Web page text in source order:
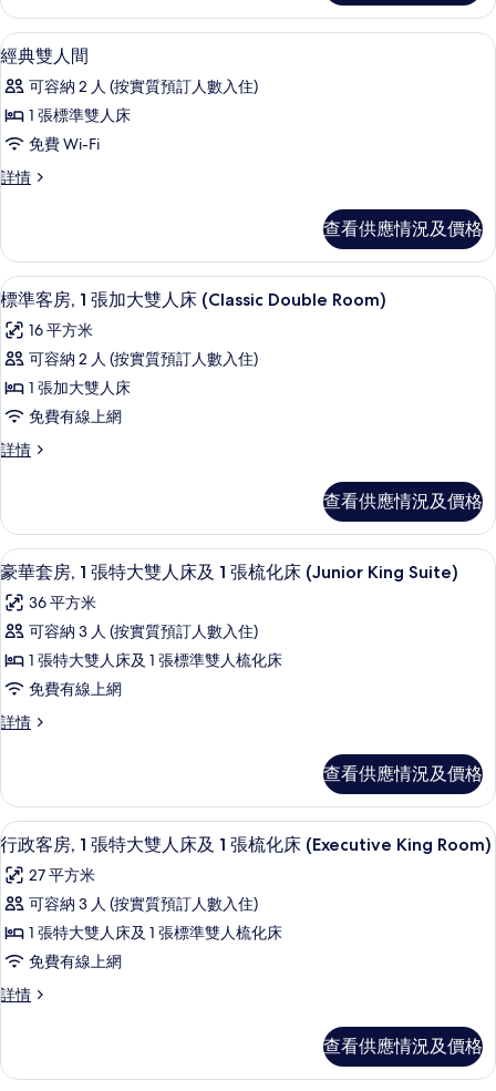
Beds
(Superior
Twin
Room)
的
相
片
Beds
(Superior
Twin
Room)
詳
情
載
入
所
有
經
典
人
間
的
相
片
高級寢具、房內夾萬、書桌、遮光窗
14
經典雙人間
可容納 2 人 (按實質預訂人數入住)
1 張標準雙人床
免費 Wi-Fi
詳情
經
間
詳
情
查看供應情況及價格
載
入
所
有
標
準
客
1
張
加
大
雙
人
床
(Classic
的
相
片
標準客房, 1 張加大雙人床 (Classic
13
標準客房, 1 張加大雙人床 (Classic Double Room)
16 平方米
可容納 2 人 (按實質預訂人數入住)
1 張加大雙人床
免費有線上網
詳情
標
1
張
加
雙
人
(Classic
Double
詳
查看供應情況及價格
載
入
所
有
豪
華
套
1
張
特
大
雙
人
床
及
梳
豪華套房, 1 張特大雙人床及 1 張梳
15
豪華套房, 1 張特大雙人床及 1 張梳化床 (Junior King Suite)
36 平方米
可容納 3 人 (按實質預訂人數入住)
1 張特大雙人床及 1 張標準雙人梳化床
免費有線上網
詳情
豪
1
張
特
大
雙
人
及
梳
King
查看供應情況及價格
載
入
所
有
行
政
客
1
行政客房, 1 張特大雙人床及 1 張梳化
11
行政客房, 1 張特大雙人床及 1 張梳化床 (Executive King Room)
27 平方米
可容納 3 人 (按實質預訂人數入住)
1 張特大雙人床及 1 張標準雙人梳化床
免費有線上網
詳情
行
1
查看供應情況及價格